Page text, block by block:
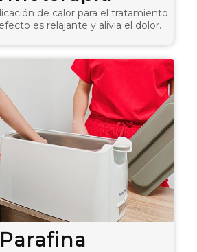
de calor para el tratamiento
es relajante y alivia el dolor.
Parafina